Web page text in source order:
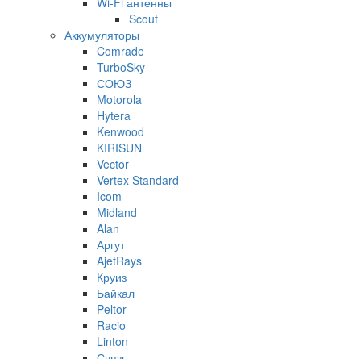
Scout
Аккумуляторы
Comrade
TurboSky
СОЮЗ
Motorola
Hytera
Kenwood
KIRISUN
Vector
Vertex Standard
Icom
Midland
Alan
Аргут
AjetRays
Круиз
Байкал
Peltor
Racio
Linton